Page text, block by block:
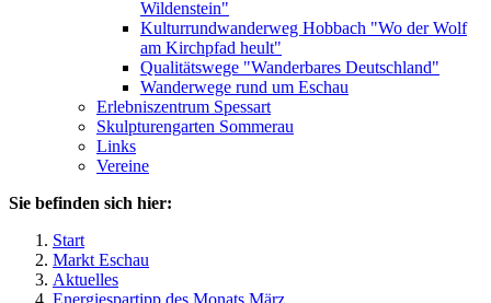
Wildenstein"
Kulturrundwanderweg Hobbach "Wo der Wolf
am Kirchpfad heult"
Qualitätswege "Wanderbares Deutschland"
Wanderwege rund um Eschau
Erlebniszentrum Spessart
Skulpturengarten Sommerau
Links
Vereine
Sie befinden sich hier:
Start
Markt Eschau
Aktuelles
Energiespartipp des Monats März